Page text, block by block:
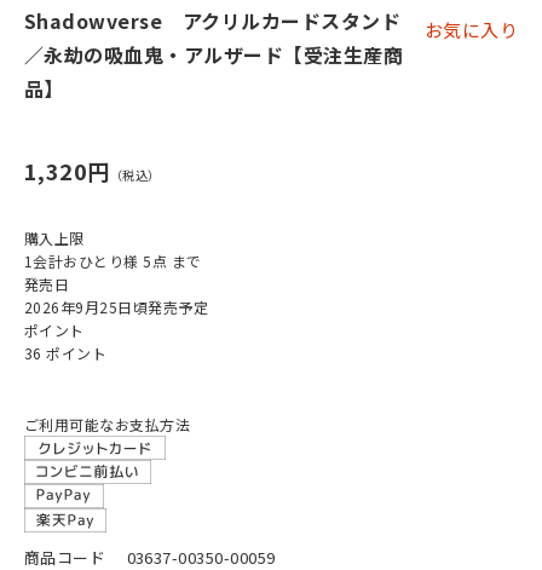
Shadowverse アクリルカードスタンド
／永劫の吸血鬼・アルザード【受注生産商
品】
お気に入り
1,320円
購入上限
1会計おひとり様 5点 まで
発売日
2026年9月25日頃発売予定
ポイント
36 ポイント
ご利用可能なお支払方法
商品コード
03637-00350-00059